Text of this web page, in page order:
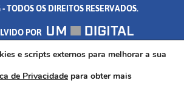
de ferramentas
TODOS OS DIREITOS RESERVADOS.
POR
328 - PALMEIRAS, FORMIGA/MG - CEP:
35.574.530
e scripts externos para melhorar a sua
de Privacidade para obter mais